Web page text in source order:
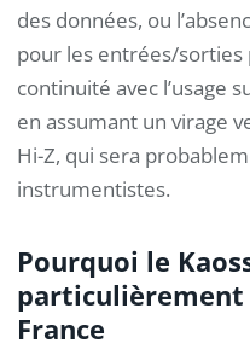
des données, ou
pour les entrées/sorties
continuité avec l’usage
en assumant un virage
Hi-Z, qui sera
instrumentistes.
Pourquoi le
particulièrement
France